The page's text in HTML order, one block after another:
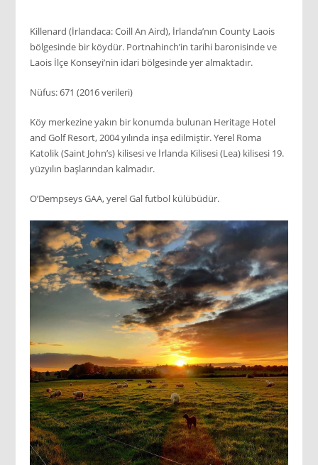
Killenard (İrlandaca: Coill An Aird), İrlanda’nın County Laois
bölgesinde bir köydür. Portnahinch’in tarihi baronisinde ve
Laois İlçe Konseyi’nin idari bölgesinde yer almaktadır.
Nüfus: 671 (2016 verileri)
Köy merkezine yakın bir konumda bulunan Heritage Hotel
and Golf Resort, 2004 yılında inşa edilmiştir. Yerel Roma
Katolik (Saint John’s) kilisesi ve İrlanda Kilisesi (Lea) kilisesi 19.
yüzyılın başlarından kalmadır.
O’Dempseys GAA, yerel Gal futbol külübüdür.